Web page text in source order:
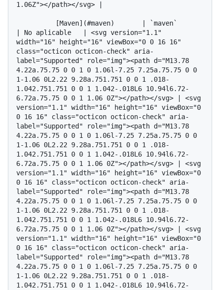
1.06Z"></path></svg> |
| No aplicable   | <svg version="1.1"
width="16" height="16" viewBox="0 0 16 16"
class="octicon octicon-check" aria-
label="Supported" role="img"><path d="M13.78
4.22a.75.75 0 0 1 0 1.06l-7.25 7.25a.75.75 0 0
1-1.06 0L2.22 9.28a.751.751 0 0 1 .018-
1.042.751.751 0 0 1 1.042-.018L6 10.94l6.72-
6.72a.75.75 0 0 1 1.06 0Z"></path></svg> | <svg
version="1.1" width="16" height="16" viewBox="0
0 16 16" class="octicon octicon-check" aria-
label="Supported" role="img"><path d="M13.78
4.22a.75.75 0 0 1 0 1.06l-7.25 7.25a.75.75 0 0
1-1.06 0L2.22 9.28a.751.751 0 0 1 .018-
1.042.751.751 0 0 1 1.042-.018L6 10.94l6.72-
6.72a.75.75 0 0 1 1.06 0Z"></path></svg> | <svg
version="1.1" width="16" height="16" viewBox="0
0 16 16" class="octicon octicon-check" aria-
label="Supported" role="img"><path d="M13.78
4.22a.75.75 0 0 1 0 1.06l-7.25 7.25a.75.75 0 0
1-1.06 0L2.22 9.28a.751.751 0 0 1 .018-
1.042.751.751 0 0 1 1.042-.018L6 10.94l6.72-
6.72a.75.75 0 0 1 1.06 0Z"></path></svg> | <svg
version="1.1" width="16" height="16" viewBox="0
0 16 16" class="octicon octicon-check" aria-
label="Supported" role="img"><path d="M13.78
4.22a.75.75 0 0 1 0 1.06l-7.25 7.25a.75.75 0 0
1-1.06 0L2.22 9.28a.751.751 0 0 1 .018-
1.042.751.751 0 0 1 1.042-.018L6 10.94l6.72-